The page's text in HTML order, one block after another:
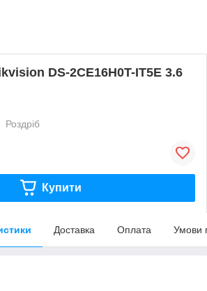
DS-2CE16H0T-IT5E 3.6
Роздріб
Купити
Доставка Оплата Умови